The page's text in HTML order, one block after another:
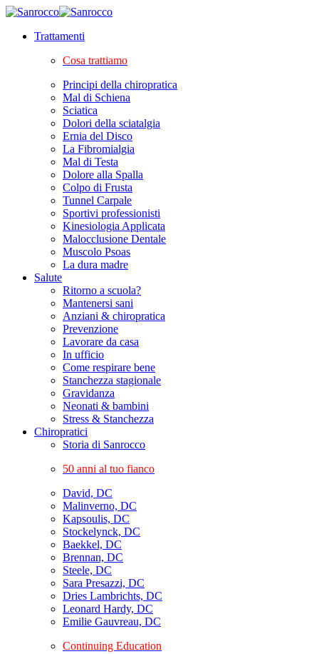
Trattamenti
Cosa trattiamo
Principi della chiropratica
Mal di Schiena
Sciatica
Dolori della sciatalgia
Ernia del Disco
La Fibromialgia
Mal di Testa
Dolore alla Spalla
Colpo di Frusta
Tunnel Carpale
Sportivi professionisti
Kinesiologia Applicata
Malocclusione Dentale
Muscolo Psoas
La dura madre
Salute
Ritorno a scuola?
Mantenersi sani
Anziani & chiropratica
Prevenzione
Lavorare da casa
In ufficio
Come respirare bene
Stanchezza stagionale
Gravidanza
Neonati & bambini
Stress & Stanchezza
Chiropratici
Storia di Sanrocco
50 anni al tuo fianco
David, DC
Malinverno, DC
Kapsoulis, DC
Stockelynck, DC
Baekkel, DC
Brennan, DC
Steele, DC
Sara Presazzi, DC
Dries Lambrichts, DC
Leonard Hardy, DC
Emilie Gauvreau, DC
Continuing Education